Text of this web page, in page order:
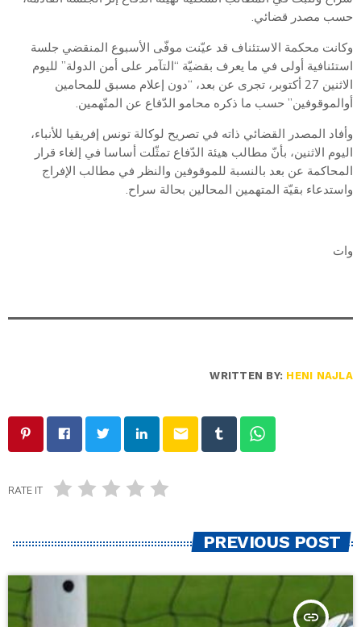
حسب مصدر قضائي.
وكانت محكمة الاستئناف قد عيّنت موفّى الأسبوع المنقضي جلسة
استئنافية أولى في ما يعرف بقضيّة “التآمر على أمن الدولة” لليوم
الاثنين 27 أكتوبر، تجرى عن بعد، “دون إعلام مسبق للمحامين
أوالموقوفين” حسب ما ذكره محامو الدّفاع عن المتّهمين.
وأفاد المصدر القضائي ذاته في تصريح لوكالة تونس إفريقيا للأنباء،
اليوم الاثنين، بأنّ مطالب هيئة الدّفاع تمثّلت أساسا في إلغاء قرار
المحاكمة عن بعد بالنسبة للموقوفين والنظر في مطالب الإفراج
واستدعاء بقيّة المتهمين المحالين بحالة سراح.
وات
WRITTEN BY: HENI NAJLA
email
RATE IT
PREVIOUS POST
insert_link